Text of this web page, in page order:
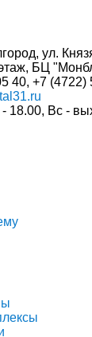
ул.
БЦ
40, +7 (4722)
18.00, Вс -